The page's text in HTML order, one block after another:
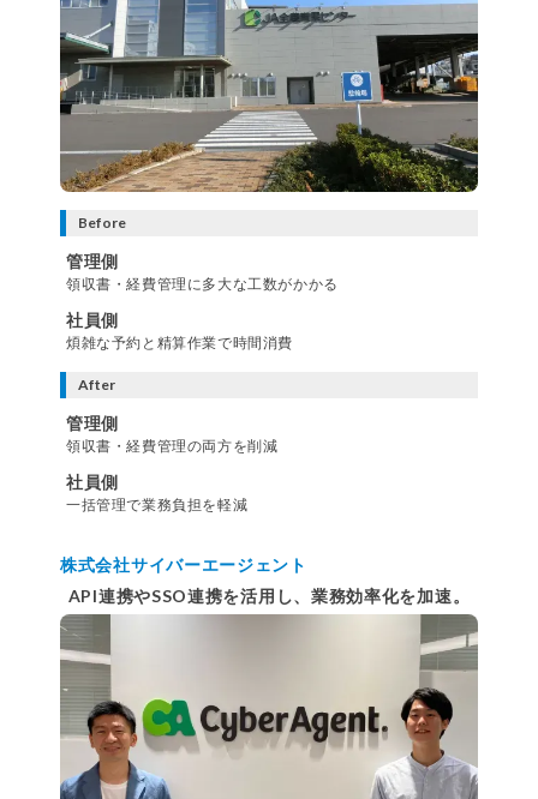
Before
管理側
領収書・経費管理に多大な工数がかかる
社員側
煩雑な予約と精算作業で時間消費
After
管理側
領収書・経費管理の両方を削減
社員側
一括管理で業務負担を軽減
株式会社サイバーエージェント
API連携やSSO連携を活用し、業務効率化を加速。